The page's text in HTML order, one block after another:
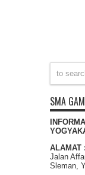
SMA
ALAMAT :
Jalan
Sleman,